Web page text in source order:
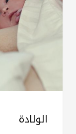
الولادة